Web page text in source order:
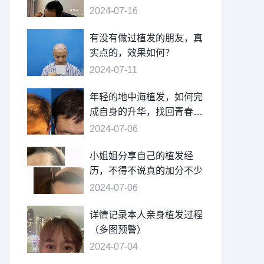
2024-07-16
有没有做过植发的朋友，真
实点的，效果如何？
2024-07-11
年轻的地中海植发，如何完
成自身的升华，找回青春的
自信
2024-07-06
小姐姐分享自己的植发经
历，不得不说真的加分不少
2024-07-06
详情记录本人亲身植发过程
（多图预警）
2024-07-04